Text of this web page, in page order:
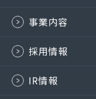
事業内容
採用情報
IR情報